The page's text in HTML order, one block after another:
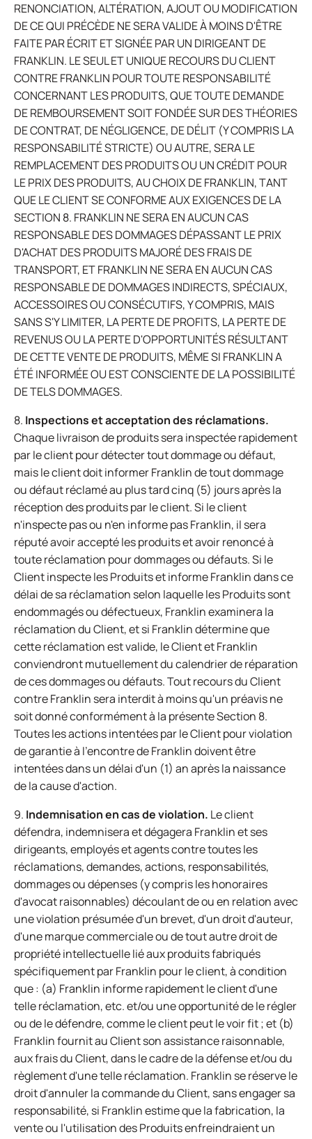
RENONCIATION, ALTÉRATION, AJOUT OU MODIFICATION
DE CE QUI PRÉCÈDE NE SERA VALIDE À MOINS D'ÊTRE
FAITE PAR ÉCRIT ET SIGNÉE PAR UN DIRIGEANT DE
FRANKLIN. LE SEUL ET UNIQUE RECOURS DU CLIENT
CONTRE FRANKLIN POUR TOUTE RESPONSABILITÉ
CONCERNANT LES PRODUITS, QUE TOUTE DEMANDE
DE REMBOURSEMENT SOIT FONDÉE SUR DES THÉORIES
DE CONTRAT, DE NÉGLIGENCE, DE DÉLIT (Y COMPRIS LA
RESPONSABILITÉ STRICTE) OU AUTRE, SERA LE
REMPLACEMENT DES PRODUITS OU UN CRÉDIT POUR
LE PRIX DES PRODUITS, AU CHOIX DE FRANKLIN, TANT
QUE LE CLIENT SE CONFORME AUX EXIGENCES DE LA
SECTION 8. FRANKLIN NE SERA EN AUCUN CAS
RESPONSABLE DES DOMMAGES DÉPASSANT LE PRIX
D'ACHAT DES PRODUITS MAJORÉ DES FRAIS DE
TRANSPORT, ET FRANKLIN NE SERA EN AUCUN CAS
RESPONSABLE DE DOMMAGES INDIRECTS, SPÉCIAUX,
ACCESSOIRES OU CONSÉCUTIFS, Y COMPRIS, MAIS
SANS S'Y LIMITER, LA PERTE DE PROFITS, LA PERTE DE
REVENUS OU LA PERTE D'OPPORTUNITÉS RÉSULTANT
DE CETTE VENTE DE PRODUITS, MÊME SI FRANKLIN A
ÉTÉ INFORMÉE OU EST CONSCIENTE DE LA POSSIBILITÉ
DE TELS DOMMAGES.
8. Inspections et acceptation des réclamations.
Chaque livraison de produits sera inspectée rapidement
par le client pour détecter tout dommage ou défaut,
mais le client doit informer Franklin de tout dommage
ou défaut réclamé au plus tard cinq (5) jours après la
réception des produits par le client. Si le client
n'inspecte pas ou n'en informe pas Franklin, il sera
réputé avoir accepté les produits et avoir renoncé à
toute réclamation pour dommages ou défauts. Si le
Client inspecte les Produits et informe Franklin dans ce
délai de sa réclamation selon laquelle les Produits sont
endommagés ou défectueux, Franklin examinera la
réclamation du Client, et si Franklin détermine que
cette réclamation est valide, le Client et Franklin
conviendront mutuellement du calendrier de réparation
de ces dommages ou défauts. Tout recours du Client
contre Franklin sera interdit à moins qu'un préavis ne
soit donné conformément à la présente Section 8.
Toutes les actions intentées par le Client pour violation
de garantie à l'encontre de Franklin doivent être
intentées dans un délai d'un (1) an après la naissance
de la cause d'action.
9. Indemnisation en cas de violation. Le client
défendra, indemnisera et dégagera Franklin et ses
dirigeants, employés et agents contre toutes les
réclamations, demandes, actions, responsabilités,
dommages ou dépenses (y compris les honoraires
d'avocat raisonnables) découlant de ou en relation avec
une violation présumée d'un brevet, d'un droit d'auteur,
d'une marque commerciale ou de tout autre droit de
propriété intellectuelle lié aux produits fabriqués
spécifiquement par Franklin pour le client, à condition
que : (a) Franklin informe rapidement le client d'une
telle réclamation, etc. et/ou une opportunité de le régler
ou de le défendre, comme le client peut le voir fit ; et (b)
Franklin fournit au Client son assistance raisonnable,
aux frais du Client, dans le cadre de la défense et/ou du
règlement d'une telle réclamation. Franklin se réserve le
droit d'annuler la commande du Client, sans engager sa
responsabilité, si Franklin estime que la fabrication, la
vente ou l'utilisation des Produits enfreindraient un